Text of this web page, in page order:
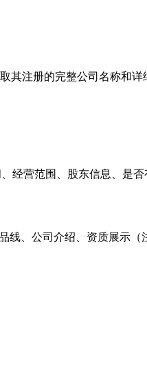
其注册的完整公司名称和详
经营范围、股东信息、是
、公司介绍、资质展示（